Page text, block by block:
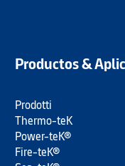
Productos &
Prodotti
Thermo-teK
Power-teK®
Fire-teK®